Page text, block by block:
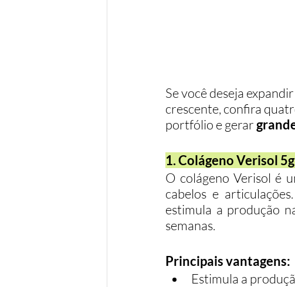
Se você deseja
crescente, confira
portfólio e gerar
1. Colágeno Verisol
O colágeno Verisol é
cabelos e
estimula a produção
semanas.
Principais vantagens:
Estimula a